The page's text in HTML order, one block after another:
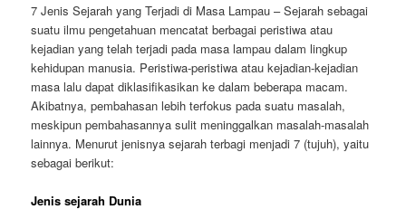
7 Jenis Sejarah yang Terjadi di Masa Lampau – Sejarah sebagai
suatu ilmu pengetahuan mencatat berbagai peristiwa atau
kejadian yang telah terjadi pada masa lampau dalam lingkup
kehidupan manusia. Peristiwa-peristiwa atau kejadian-kejadian
masa lalu dapat diklasifikasikan ke dalam beberapa macam.
Akibatnya, pembahasan lebih terfokus pada suatu masalah,
meskipun pembahasannya sulit meninggalkan masalah-masalah
lainnya. Menurut jenisnya sejarah terbagi menjadi 7 (tujuh), yaitu
sebagai berikut:
Jenis sejarah Dunia